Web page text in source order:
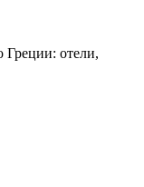
Греции: отели,